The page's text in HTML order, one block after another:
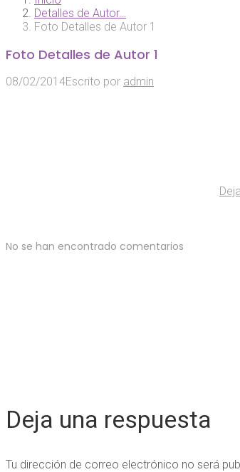
Detalles de Autor…
Foto Detalles de Autor 1
Foto Detalles de Autor 1
08/02/2014Escrito por admin
No se han encontrado comentarios
Deja una respuesta
Tu dirección de correo electrónico no será